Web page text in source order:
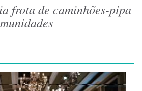
frota de caminhões-pipa